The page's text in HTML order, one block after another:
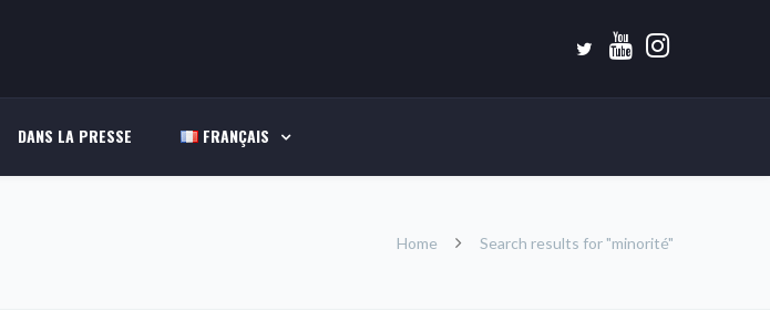
DANS LA PRESSE FRANÇAIS
Home Search results for "minorité"